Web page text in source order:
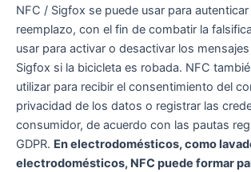
NFC / Sigfox se puede usar para
reemplazo, con el fin de combatir la
usar para activar o desactivar los
Sigfox si la bicicleta es robada. NFC
utilizar para recibir el consentimiento del
privacidad de los datos o registrar las
consumidor, de acuerdo con las pautas
GDPR. En electrodomésticos, como
electrodomésticos, NFC puede formar